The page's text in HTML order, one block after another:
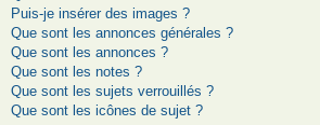
Puis-je insérer des images ?
Que sont les annonces générales ?
Que sont les annonces ?
Que sont les notes ?
Que sont les sujets verrouillés ?
Que sont les icônes de sujet ?